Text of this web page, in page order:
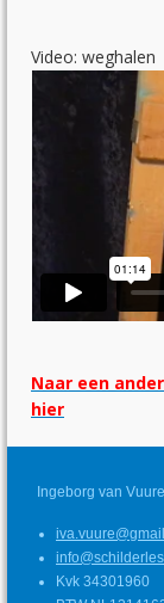
Video: weghalen
Naar een
hier
Ingeborg van
Kvk 34301960